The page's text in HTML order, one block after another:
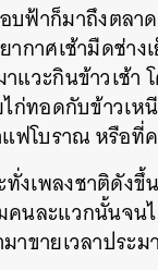
ฟ้าก็มาถึงตลา
กาศเช้ามืดช่า
แวะกินข้าวเช้
ก่ทอดกับข้าวเ
ฟโบราณ หรือที่
ทั่งเพลงชาติดัง
นละแวกนั้นจน
ขายเวลาประม
SHARE